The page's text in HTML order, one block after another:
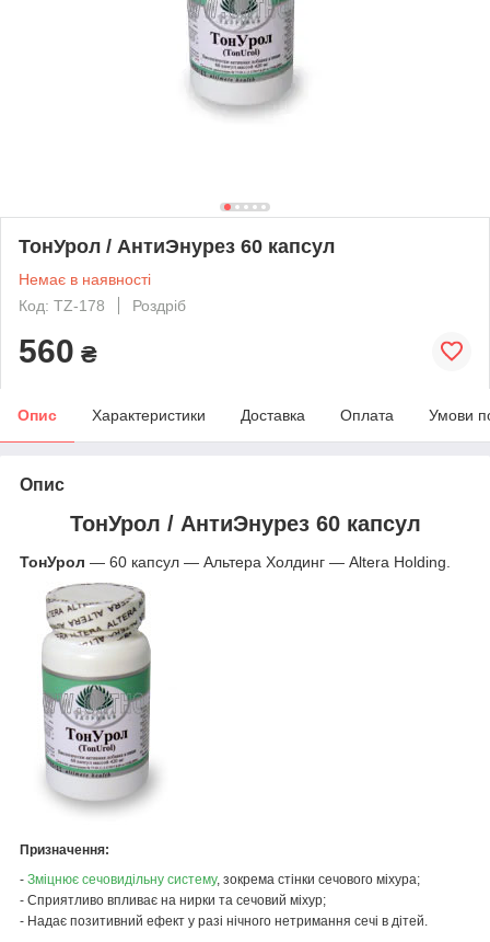
ТонУрол / АнтиЭнурез 60 капсул
Немає в наявності
Код: TZ-178
Роздріб
560 ₴
Опис Характеристики Доставка Оплата Умови
Опис
ТонУрол / АнтиЭнурез 60 капсул
ТонУрол — 60 капсул — Альтера Холдинг — Altera Holding.
Призначення:
- Зміцнює сечовидільну систему, зокрема стінки сечового міхура;
- Сприятливо впливає на нирки та сечовий міхур;
- Надає позитивний ефект у разі нічного нетримання сечі в дітей.